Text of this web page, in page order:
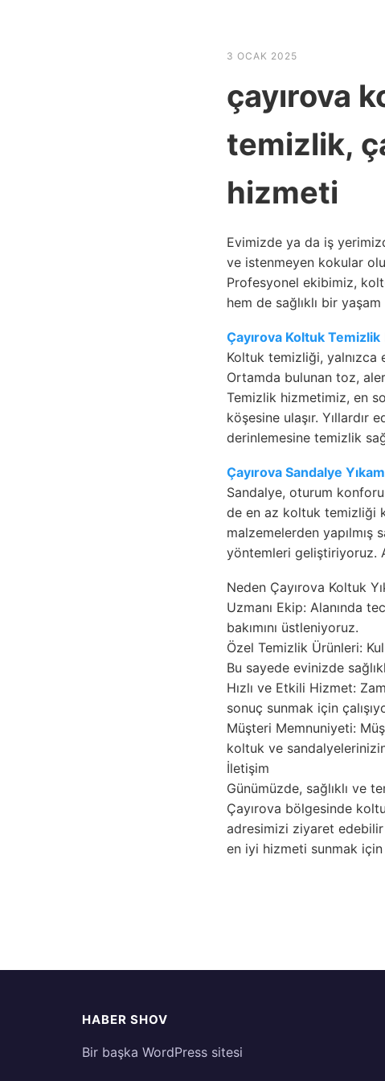
3 OCAK 2025
çayırova
temizlik,
hizmeti
Evimizde ya da iş
ve istenmeyen kokular
Profesyonel ekibimiz,
hem de sağlıklı bir yaşam
Çayırova Koltuk Temizlik
Koltuk temizliği, yalnızca
Ortamda bulunan toz,
Temizlik hizmetimiz, en
köşesine ulaşır.
derinlemesine temizlik
Çayırova Sandalye
Sandalye, oturum
de en az koltuk temizliği
malzemelerden yapılmış
yöntemleri geliştiriyoruz.
Neden Çayırova Koltuk
Uzmanı Ekip: Alanında
bakımını üstleniyoruz.
Özel Temizlik Ürünleri:
Bu sayede evinizde
Hızlı ve Etkili Hizmet:
sonuç sunmak için
Müşteri Memnuniyeti:
koltuk ve
İletişim
Günümüzde, sağlıklı ve
Çayırova bölgesinde
adresimizi ziyaret
en iyi hizmeti sunmak için
HABER SHOV
Bir başka WordPress sitesi